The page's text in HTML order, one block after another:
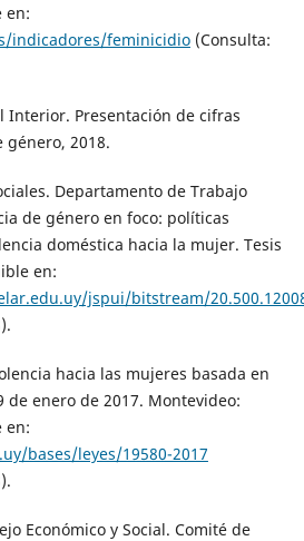
en:
indicadores/feminicidio(Consulta:
Interior. Presentación de cifras
género, 2018.
Departamento de Trabajo
de género en foco: políticas
doméstica hacia la mujer. Tesis
en:
jspui/bitstream/
hacia las mujeres basada en
de enero de 2017. Montevideo:
en:
bases/leyes/19580-2017
Económico y Social. Comité de